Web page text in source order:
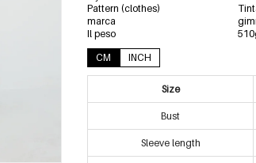
Pattern (clothes)
marca
Il peso
CM
INCH
Size
Bust
Sleeve length